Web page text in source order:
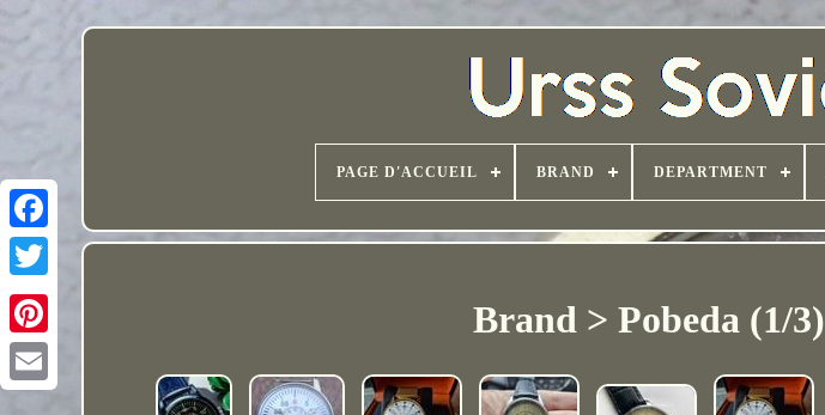
PAGE D'ACCUEIL BRAND DEPARTMENT
Brand > Pobeda (1/3)